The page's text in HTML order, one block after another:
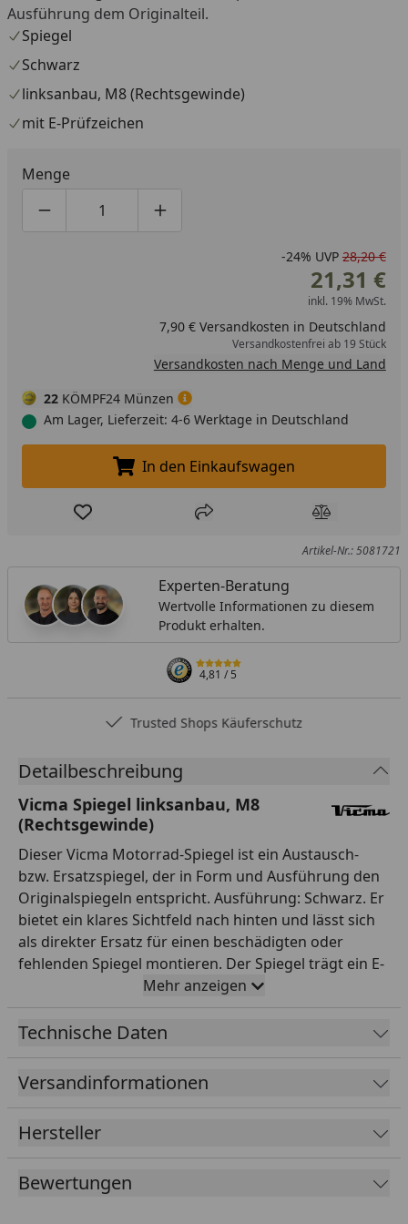
Ausführung dem Originalteil.
Spiegel
Schwarz
linksanbau, M8 (Rechtsgewinde)
mit E-Prüfzeichen
Menge
Produktmenge um eins verringern
Produktmenge manuell eingeben
Produktmenge um eins erhöhen
-24% UVP 28,20 €
21,31 €
inkl. 19% MwSt.
7,90 € Versandkosten in Deutschland
Versandkostenfrei ab 19 Stück
Versandkosten nach Menge und Land
22 KÖMPF24 Münzen
Am Lager, Lieferzeit: 4-6 Werktage in Deutschland
In den Einkaufswagen legen
In den Einkaufswagen
Produkt zur Wunschliste hinzufügen
Teilen Produkt
Artikel-Nr.: 5081721
Experten-Beratung
Wertvolle Informationen zu diesem
Produkt erhalten.
4,81/ 5
Trusted Shops Käuferschutz
Detailbeschreibung
Vicma Spiegel linksanbau, M8
(Rechtsgewinde)
Dieser Vicma Motorrad-Spiegel ist ein Austausch-
bzw. Ersatzspiegel, der in Form und Ausführung den
Originalspiegeln entspricht. Ausführung: Schwarz. Er
bietet ein klares Sichtfeld nach hinten und lässt sich
als direkter Ersatz für einen beschädigten oder
fehlenden Spiegel montieren. Der Spiegel trägt ein E-
Prüfzeichen und ist damit für den Straßenverkehr
zugelassen. Anbau/Gewinde laut Hersteller:
linksanbau, M8 (Rechtsgewinde). Wichtig bei Spiegeln
die Gewinderichtung: Linke Spiegel haben je nach
Fahrzeug oft ein Linksgewinde, rechte ein
von Zweirad-Zubehör mit breitem Sortiment. So
findest du einen passenden Ersatz in bewährter
Qualität. Wichtig: Gleiche vor dem Kauf Gewinde,
Mehr anzeigen
Technische Daten
Versandinformationen
Hersteller
Bewertungen